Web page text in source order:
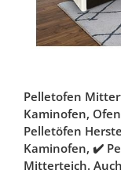
Pelletofen
Kaminofen,
Pelletöfen
Kaminofen, ✔️
Mitterteich.